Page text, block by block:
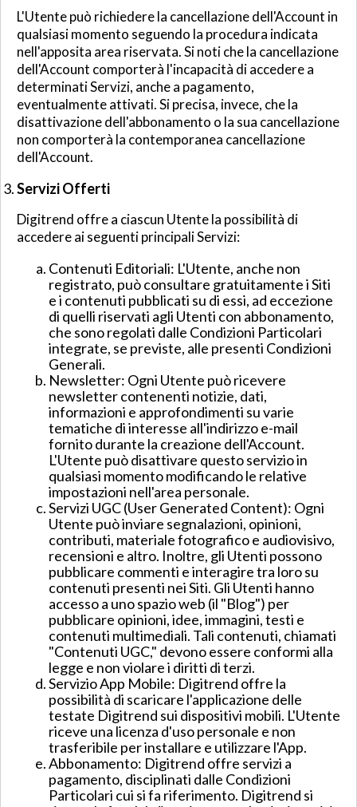
L'Utente può richiedere la cancellazione dell'Account in
qualsiasi momento seguendo la procedura indicata
nell'apposita area riservata. Si noti che la cancellazione
dell'Account comporterà l'incapacità di accedere a
determinati Servizi, anche a pagamento,
eventualmente attivati. Si precisa, invece, che la
disattivazione dell'abbonamento o la sua cancellazione
non comporterà la contemporanea cancellazione
dell'Account.
Servizi Offerti
Digitrend offre a ciascun Utente la possibilità di
accedere ai seguenti principali Servizi:
Contenuti Editoriali: L'Utente, anche non
registrato, può consultare gratuitamente i Siti
e i contenuti pubblicati su di essi, ad eccezione
di quelli riservati agli Utenti con abbonamento,
che sono regolati dalle Condizioni Particolari
integrate, se previste, alle presenti Condizioni
Generali.
Newsletter: Ogni Utente può ricevere
newsletter contenenti notizie, dati,
informazioni e approfondimenti su varie
tematiche di interesse all'indirizzo e-mail
fornito durante la creazione dell'Account.
L'Utente può disattivare questo servizio in
qualsiasi momento modificando le relative
impostazioni nell'area personale.
Servizi UGC (User Generated Content): Ogni
Utente può inviare segnalazioni, opinioni,
contributi, materiale fotografico e audiovisivo,
recensioni e altro. Inoltre, gli Utenti possono
pubblicare commenti e interagire tra loro su
contenuti presenti nei Siti. Gli Utenti hanno
accesso a uno spazio web (il "Blog") per
pubblicare opinioni, idee, immagini, testi e
contenuti multimediali. Tali contenuti, chiamati
"Contenuti UGC," devono essere conformi alla
legge e non violare i diritti di terzi.
Servizio App Mobile: Digitrend offre la
possibilità di scaricare l'applicazione delle
testate Digitrend sui dispositivi mobili. L'Utente
riceve una licenza d'uso personale e non
trasferibile per installare e utilizzare l'App.
Abbonamento: Digitrend offre servizi a
pagamento, disciplinati dalle Condizioni
Particolari cui si fa riferimento. Digitrend si